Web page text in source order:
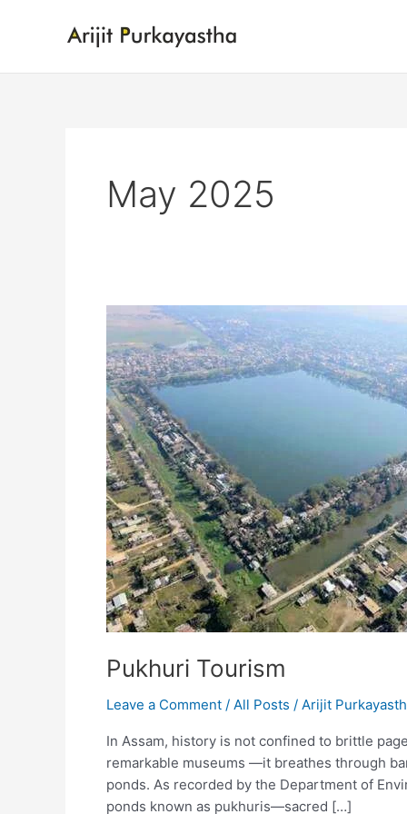
May 2025
Pukhuri Tourism
Leave a Comment / All Posts / Arijit
In Assam, history is not confined to brittle
remarkable museums —it breathes through
ponds. As recorded by the Department of
ponds known as pukhuris—sacred […]